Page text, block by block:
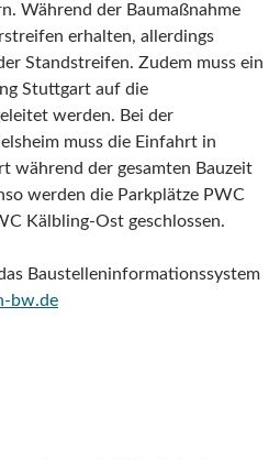
Während der Baumaßnahme
erhalten, allerdings
Standstreifen. Zudem muss ein
Stuttgart auf die
werden. Bei der
muss die Einfahrt in
während der gesamten Bauzeit
werden die Parkplätze PWC
Kälbling-Ost geschlossen.
Baustelleninformationssystem
bw.de